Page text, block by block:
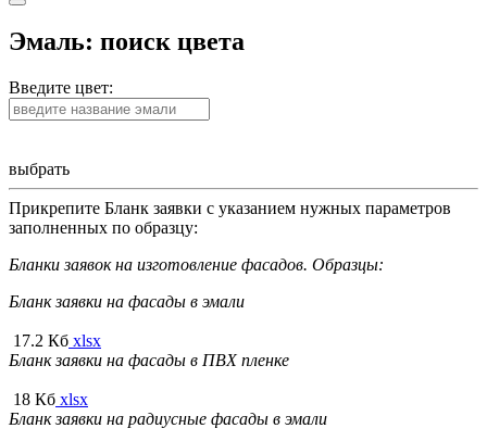
Эмаль: поиск цвета
Введите цвет:
выбрать
Прикрепите Бланк заявки с указанием нужных параметров
заполненных по образцу:
Бланки заявок на изготовление фасадов. Образцы:
Бланк заявки на фасады в эмали
17.2 Кб xlsx
Бланк заявки на фасады в ПВХ пленке
18 Кб xlsx
Бланк заявки на радиусные фасады в эмали